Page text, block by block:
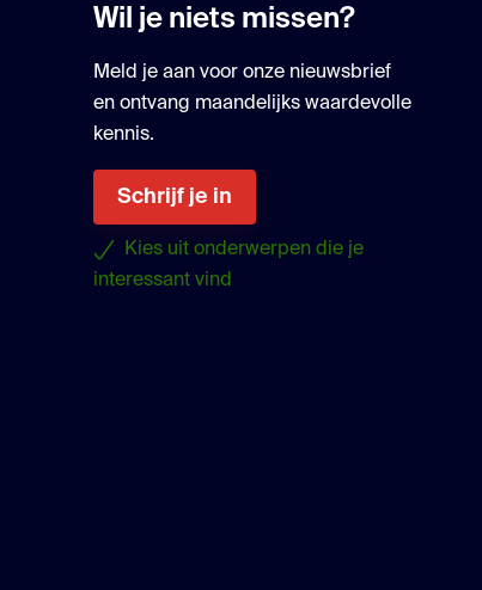
Wil je niets missen?
Meld je aan voor onze nieuwsbrief
en ontvang maandelijks waardevolle
kennis.
Schrijf je in
Kies uit onderwerpen die je
interessant vind